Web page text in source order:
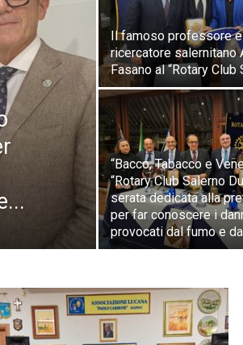
Il famoso professore e
ricercatore salernitano
Fasano al “Rotary Club
“Bacco, Tabacco e
“Rotary Club Salerno
serata dedicata alla
per far conoscere i
provocati dal fumo e